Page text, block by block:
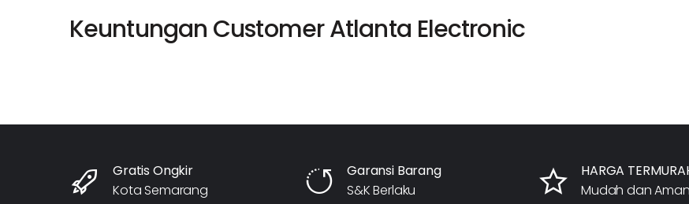
Keuntungan Customer Atlanta Electronic
Gratis Ongkir
Kota Semarang
Garansi Barang
S&K Berlaku
HARGA
Mudah dan Aman